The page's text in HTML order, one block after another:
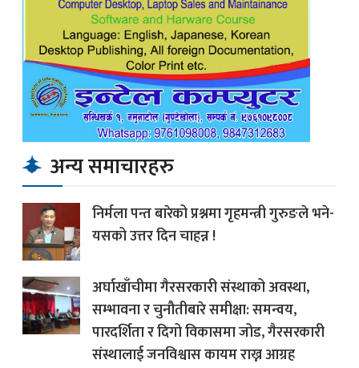
अन्य समाचारहरु
निर्मला पन्त बारेको प्रश्नमा गृहमन्त्री गुरुङले भने-
यसको उत्तर दिन चाहन्न !
अर्घाखाँचीमा गैरसरकारी संस्थाको अवस्था,
सम्भावना र चुनौतीबारे समीक्षा: समन्वय,
पारदर्शिता र दिगो विकासमा जोड, गैरसरकारी
संस्थालाई जनविश्वास कायम राख्न आग्रह